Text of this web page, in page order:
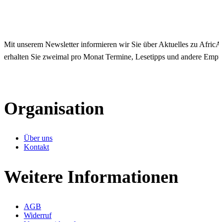
Mit unserem Newsletter informieren wir Sie über Aktuelles zu
erhalten Sie zweimal pro Monat Termine, Lesetipps und andere
Organisation
Über uns
Kontakt
Weitere Informationen
AGB
Widerruf